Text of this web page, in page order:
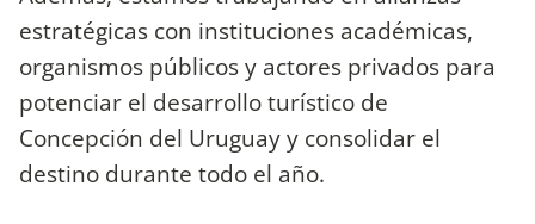
estratégicas con instituciones académicas,
organismos públicos y actores privados para
potenciar el desarrollo turístico de
Concepción del Uruguay y consolidar el
destino durante todo el año.